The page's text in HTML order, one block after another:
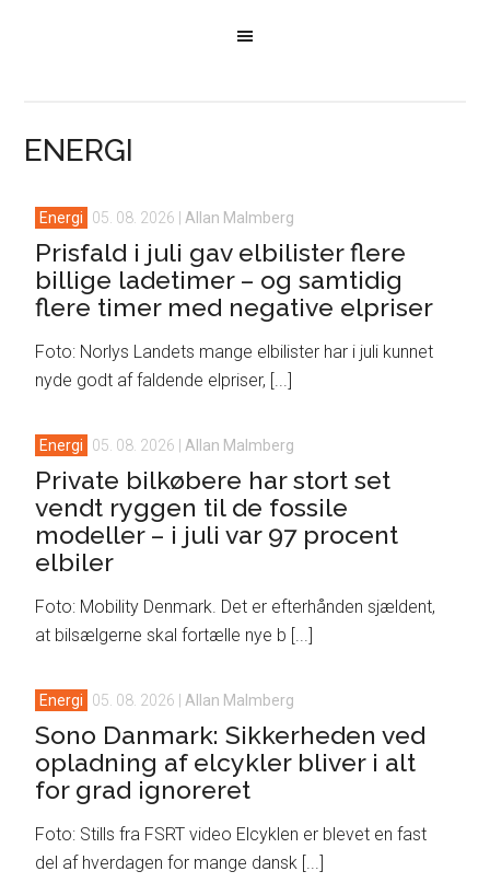
ENERGI
Energi 05. 08. 2026 Allan Malmberg
Prisfald i juli gav elbilister flere
billige ladetimer – og samtidig
flere timer med negative elpriser
Foto: Norlys Landets mange elbilister har i juli kunnet
nyde godt af faldende elpriser, [...]
Energi 05. 08. 2026 Allan Malmberg
Private bilkøbere har stort set
vendt ryggen til de fossile
modeller – i juli var 97 procent
elbiler
Foto: Mobility Denmark. Det er efterhånden sjældent,
at bilsælgerne skal fortælle nye b [...]
Energi 05. 08. 2026 Allan Malmberg
Sono Danmark: Sikkerheden ved
opladning af elcykler bliver i alt
for grad ignoreret
Foto: Stills fra FSRT video Elcyklen er blevet en fast
del af hverdagen for mange dansk [...]